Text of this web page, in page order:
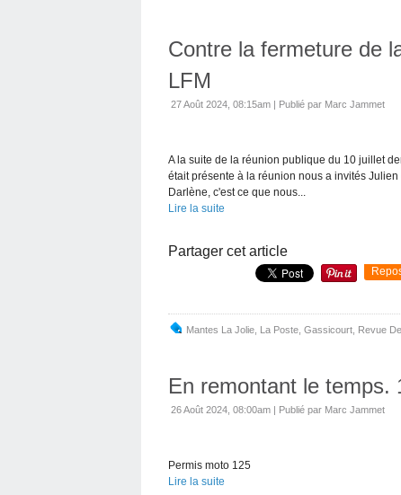
Contre la fermeture de
LFM
27 Août 2024, 08:15am | Publié par Marc Jammet
A la suite de la réunion publique du 10 juillet
était présente à la réunion nous a invités
Darlène, c'est ce que nous...
Lire la suite
Partager cet article
Mantes La Jolie La Poste Gassicourt Revue
En remontant le temps.
26 Août 2024, 08:00am | Publié par Marc Jammet
Permis moto 125
Lire la suite